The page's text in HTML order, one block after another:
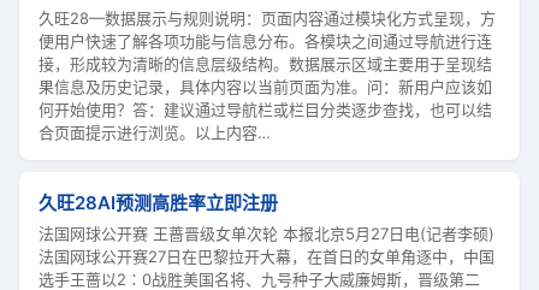
久旺28—数据展示与规则说明：页面内容通过模块化方式呈现，方
便用户快速了解各项功能与信息分布。各模块之间通过导航进行连
接，形成较为清晰的信息层级结构。数据展示区域主要用于呈现结
果信息及历史记录，具体内容以当前页面为准。问：新用户应该如
何开始使用？答：建议通过导航栏或栏目分类逐步查找，也可以结
合页面提示进行浏览。以上内容…
久旺28AI预测高胜率立即注册
法国网球公开赛 王蔷晋级女单次轮 本报北京5月27日电(记者李硕)
法国网球公开赛27日在巴黎拉开大幕，在首日的女单角逐中，中国
选手王蔷以2∶0战胜美国名将、九号种子大威廉姆斯，晋级第二